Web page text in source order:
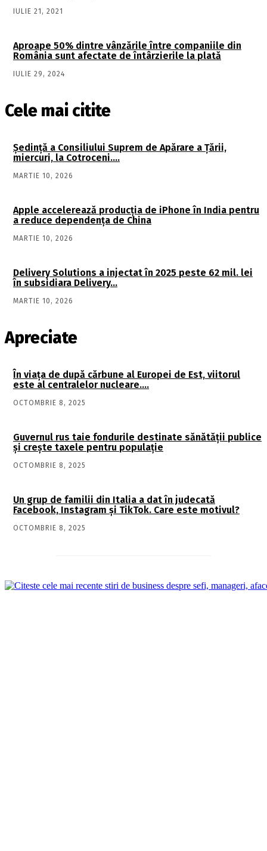
IULIE 21, 2021
Aproape 50% dintre vânzările între companiile din
România sunt afectate de întârzierile la plată
IULIE 29, 2024
Cele mai citite
Şedinţă a Consiliului Suprem de Apărare a Ţării,
miercuri, la Cotroceni….
MARTIE 10, 2026
Apple accelerează producția de iPhone în India pentru
a reduce dependența de China
MARTIE 10, 2026
Delivery Solutions a injectat în 2025 peste 62 mil. lei
în subsidiara Delivery…
MARTIE 10, 2026
Apreciate
În viaţa de după cărbune al Europei de Est, viitorul
este al centralelor nucleare….
OCTOMBRIE 8, 2025
Guvernul rus taie fondurile destinate sănătății publice
și crește taxele pentru populație
OCTOMBRIE 8, 2025
Un grup de familii din Italia a dat în judecată
Facebook, Instagram și TikTok. Care este motivul?
OCTOMBRIE 8, 2025